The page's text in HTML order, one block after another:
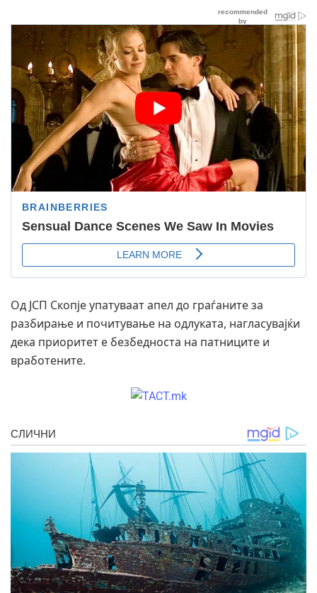
Од ЈСП Скопје упатуваат апел до граѓаните за
разбирање и почитување на одлуката, нагласувајќи
дека приоритет е безбедноста на патниците и
вработените.